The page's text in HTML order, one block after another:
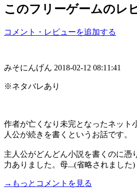
このフリーゲームのレ
コメント・レビューを追加する
みそにんげん 2018-02-12 08:11:41
※ネタバレあり
作者が亡くなり未完となったネット
人公が続きを書くというお話です。
主人公がどんどん小説を書くのに憑
力ありました。母...(省略されました)
→もっとコメントを見る